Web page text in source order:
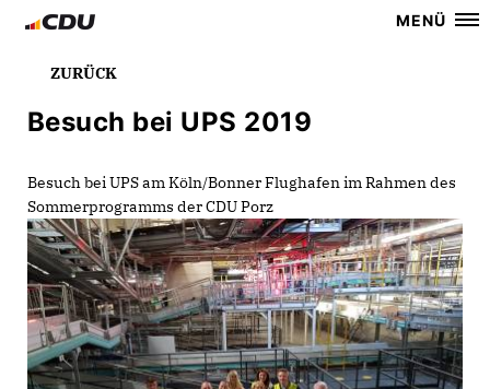
MENÜ
ZURÜCK
Besuch bei UPS 2019
Besuch bei UPS am Köln/Bonner Flughafen im Rahmen des
Sommerprogramms der CDU Porz